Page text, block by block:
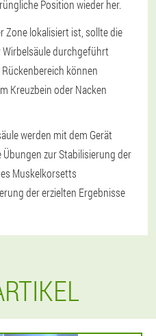
Position wieder her.
Zone lokalisiert ist, sollte die
Wirbelsäule durchgeführt
können
Kreuzbein oder Nacken
werden mit dem Gerät
zur Stabilisierung der
Muskelkorsetts
der erzielten Ergebnisse